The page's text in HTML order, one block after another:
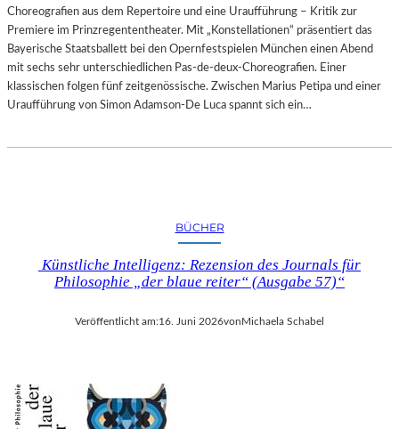
Choreografien aus dem Repertoire und eine Uraufführung – Kritik zur
Premiere im Prinzregententheater. Mit „Konstellationen“ präsentiert das
Bayerische Staatsballett bei den Opernfestspielen München einen Abend
mit sechs sehr unterschiedlichen Pas-de-deux-Choreografien. Einer
klassischen folgen fünf zeitgenössische. Zwischen Marius Petipa und einer
Uraufführung von Simon Adamson-De Luca spannt sich ein…
BÜCHER
Künstliche Intelligenz: Rezension des Journals für
Philosophie „der blaue reiter“ (Ausgabe 57)“
Veröffentlicht am:16. Juni 2026vonMichaela Schabel